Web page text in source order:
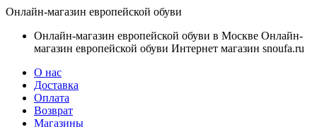
Онлайн-магазин европейской обуви
Онлайн-магазин европейской обуви в Москве Онлайн-
магазин европейской обуви Интернет магазин snoufa.ru
О нас
Доставка
Оплата
Возврат
Магазины